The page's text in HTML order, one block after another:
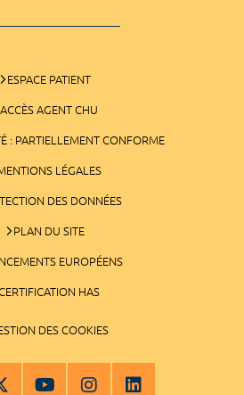
ESPACE PATIENT
ACCÈS AGENT CHU
: PARTIELLEMENT CONFORME
LÉGALES
DES DONNÉES
PLAN DU SITE
EUROPÉENS
HAS
DES COOKIES